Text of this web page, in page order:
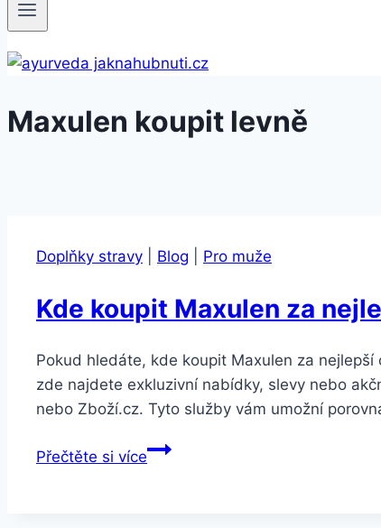
Maxulen koupit levně
Doplňky stravy Blog Pro muže
Kde koupit Maxulen za
Pokud hledáte, kde koupit Maxulen za
zde najdete exkluzivní nabídky, slevy nebo
nebo Zboží.cz. Tyto služby vám umožní
Přečtěte si víceKde